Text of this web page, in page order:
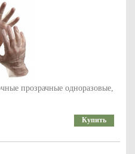
прозрачные одноразовые,
Купить